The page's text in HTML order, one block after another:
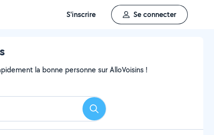
S'inscrire Se connecter
la bonne personne sur AlloVoisins !
Rechercher